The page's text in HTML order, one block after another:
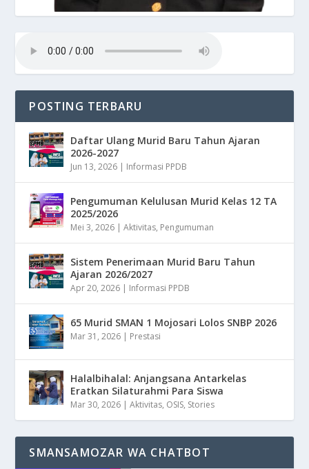
POSTING TERBARU
Daftar Ulang Murid Baru Tahun Ajaran
2026-2027
Jun 13, 2026 | Informasi PPDB
Pengumuman Kelulusan Murid Kelas 12 TA
2025/2026
Mei 3, 2026 |Aktivitas, Pengumuman
Sistem Penerimaan Murid Baru Tahun
Ajaran 2026/2027
Apr 20, 2026 | Informasi PPDB
65 Murid SMAN 1 Mojosari Lolos SNBP 2026
Mar 31, 2026 | Prestasi
Halalbihalal: Anjangsana Antarkelas
Eratkan Silaturahmi Para Siswa
Mar 30, 2026 |Aktivitas, OSIS, Stories
SMANSAMOZAR WA CHATBOT